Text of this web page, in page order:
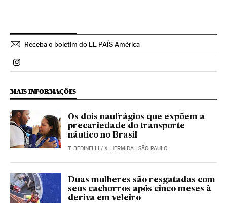
Receba o boletim do EL PAÍS América
Politica El País Brasil en Instagram
MAIS INFORMAÇÕES
Os dois naufrágios que expõem a
precariedade do transporte
náutico no Brasil
T. BEDINELLI / X. HERMIDA | SÃO PAULO
Duas mulheres são resgatadas com
seus cachorros após cinco meses à
deriva em veleiro